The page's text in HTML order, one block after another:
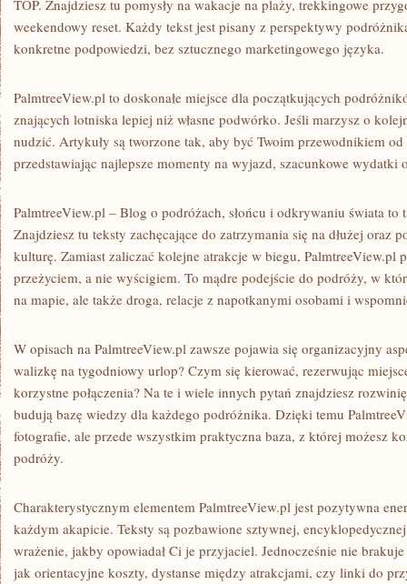
TOP. Znajdziesz tu pomysły na wakacje na plaży, trekkingowe
weekendowy reset. Każdy tekst jest pisany z perspektywy
konkretne podpowiedzi, bez sztucznego marketingowego języka.
PalmtreeView.pl to doskonałe miejsce dla początkujących
znających lotniska lepiej niż własne podwórko. Jeśli marzysz o
nudzić. Artykuły są tworzone tak, aby być Twoim przewodnikiem
przedstawiając najlepsze momenty na wyjazd, szacunkowe wydatki
PalmtreeView.pl – Blog o podróżach, słońcu i odkrywaniu świata to
Znajdziesz tu teksty zachęcające do zatrzymania się na dłużej oraz
kulturę. Zamiast zaliczać kolejne atrakcje w biegu, PalmtreeView.pl
przeżyciem, a nie wyścigiem. To mądre podejście do podróży, w
na mapie, ale także droga, relacje z napotkanymi osobami i
W opisach na PalmtreeView.pl zawsze pojawia się organizacyjny
walizkę na tygodniowy urlop? Czym się kierować, rezerwując
korzystne połączenia? Na te i wiele innych pytań znajdziesz
budują bazę wiedzy dla każdego podróżnika. Dzięki temu
fotografie, ale przede wszystkim praktyczna baza, z której możesz
podróży.
Charakterystycznym elementem PalmtreeView.pl jest pozytywna
każdym akapicie. Teksty są pozbawione sztywnej,
wrażenie, jakby opowiadał Ci je przyjaciel. Jednocześnie nie
jak orientacyjne koszty, dystanse między atrakcjami, czy linki do